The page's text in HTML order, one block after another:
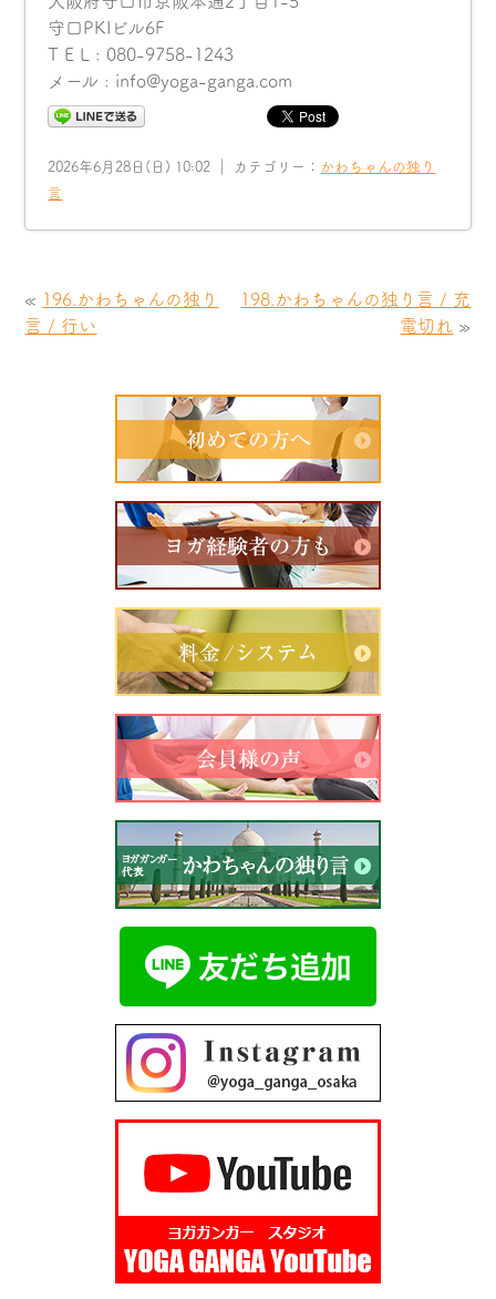
守口PKIビル6F
T E L : 080-9758-1243
メール : info@yoga-ganga.com
2026年6月28日(日) 10:02 ｜ カテゴリー：
かわちゃんの独り
言
« 196.かわちゃんの独り
言 / 行い
198.かわちゃんの独り言 / 充
電切れ »